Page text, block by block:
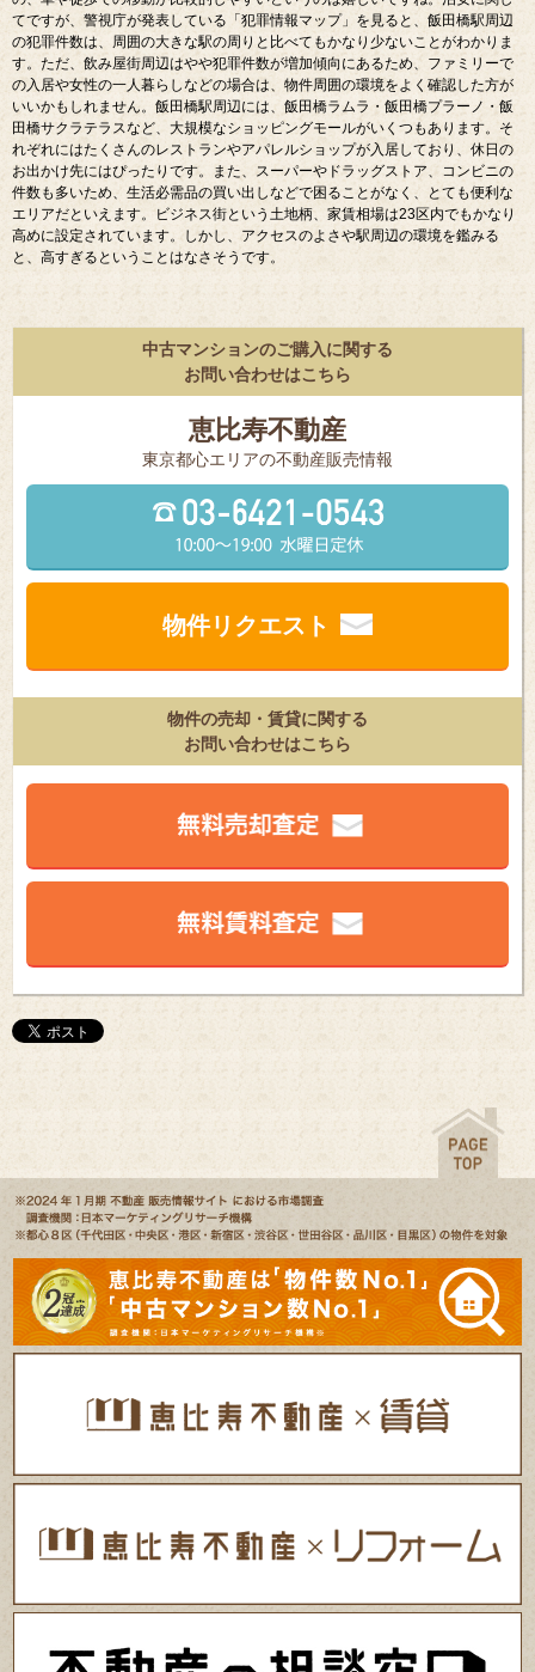
てですが、警視庁が発表している「犯罪情報マップ」を見ると、飯田橋駅周辺
の犯罪件数は、周囲の大きな駅の周りと比べてもかなり少ないことがわかりま
す。ただ、飲み屋街周辺はやや犯罪件数が増加傾向にあるため、ファミリーで
の入居や女性の一人暮らしなどの場合は、物件周囲の環境をよく確認した方が
いいかもしれません。飯田橋駅周辺には、飯田橋ラムラ・飯田橋プラーノ・飯
田橋サクラテラスなど、大規模なショッピングモールがいくつもあります。そ
れぞれにはたくさんのレストランやアパレルショップが入居しており、休日の
お出かけ先にはぴったりです。また、スーパーやドラッグストア、コンビニの
件数も多いため、生活必需品の買い出しなどで困ることがなく、とても便利な
エリアだといえます。ビジネス街という土地柄、家賃相場は23区内でもかなり
高めに設定されています。しかし、アクセスのよさや駅周辺の環境を鑑みる
と、高すぎるということはなさそうです。
中古マンションのご購入に関する
お問い合わせはこちら
恵比寿不動産
東京都⼼エリアの不動産販売情報
物件リクエスト
物件の売却・賃貸に関する
お問い合わせはこちら